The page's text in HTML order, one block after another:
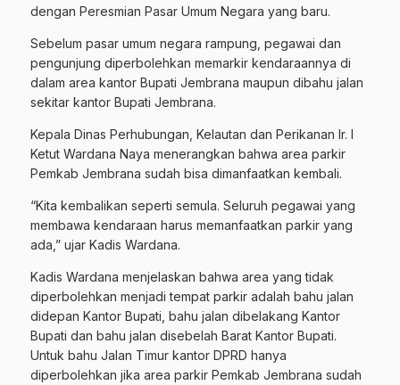
dengan Peresmian Pasar Umum Negara yang baru.
Sebelum pasar umum negara rampung, pegawai dan
pengunjung diperbolehkan memarkir kendaraannya di
dalam area kantor Bupati Jembrana maupun dibahu jalan
sekitar kantor Bupati Jembrana.
Kepala Dinas Perhubungan, Kelautan dan Perikanan Ir. I
Ketut Wardana Naya menerangkan bahwa area parkir
Pemkab Jembrana sudah bisa dimanfaatkan kembali.
“Kita kembalikan seperti semula. Seluruh pegawai yang
membawa kendaraan harus memanfaatkan parkir yang
ada,” ujar Kadis Wardana.
Kadis Wardana menjelaskan bahwa area yang tidak
diperbolehkan menjadi tempat parkir adalah bahu jalan
didepan Kantor Bupati, bahu jalan dibelakang Kantor
Bupati dan bahu jalan disebelah Barat Kantor Bupati.
Untuk bahu Jalan Timur kantor DPRD hanya
diperbolehkan jika area parkir Pemkab Jembrana sudah